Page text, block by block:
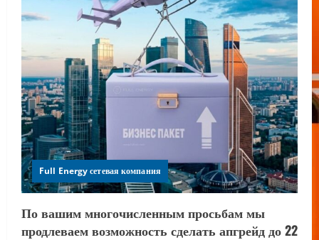
Full Energy сетевая компания
По вашим многочисленным просьбам мы
продлеваем возможность сделать апгрейд до 22